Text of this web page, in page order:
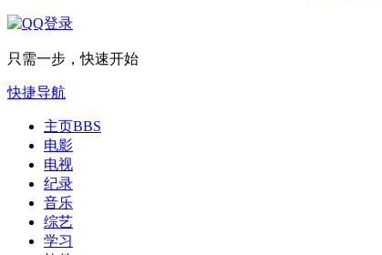
只需一步，快速开始
快捷导航
主页BBS
电影
电视
纪录
音乐
综艺
学习